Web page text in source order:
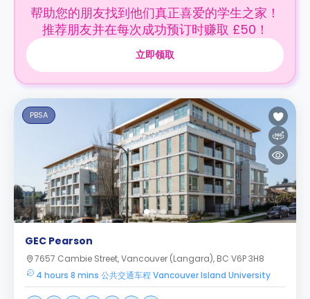
帮助您的朋友找到他们真正喜爱的学生之家！
推荐朋友并在每次成功预订时赚取 £50！
立即领取
PBSA
GEC Pearson
7657 Cambie Street, Vancouver (Langara), BC V6P 3H8
4 hours 8 mins 公共交通车程 Vancouver Island University